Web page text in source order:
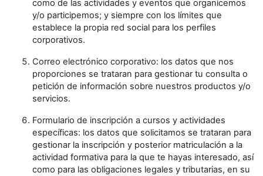
como de las actividades y eventos que organicemos
y/o participemos; y siempre con los límites que
establece la propia red social para los perfiles
corporativos.
Correo electrónico corporativo: los datos que nos
proporciones se trataran para gestionar tu consulta o
petición de información sobre nuestros productos y/o
servicios.
Formulario de inscripción a cursos y actividades
específicas: los datos que solicitamos se trataran para
gestionar la inscripción y posterior matriculación a la
actividad formativa para la que te hayas interesado, así
como para las obligaciones legales y tributarias, en su